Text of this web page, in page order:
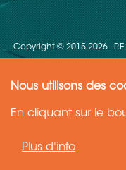
Nous utilisons des
En cliquant sur le
Plus d'info
Copyright © 2015-2026 -
Need Help